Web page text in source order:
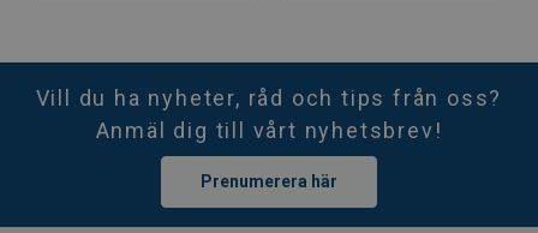
Vill du ha nyheter, råd och tips från oss?
Anmäl dig till vårt nyhetsbrev!
Prenumerera här